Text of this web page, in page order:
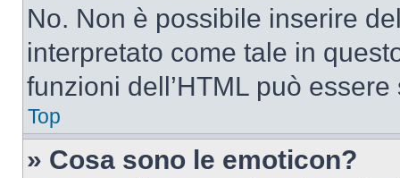
No. Non è possibile inserire
interpretato come tale in
funzioni dell’HTML può
Top
» Cosa sono le emoticon?